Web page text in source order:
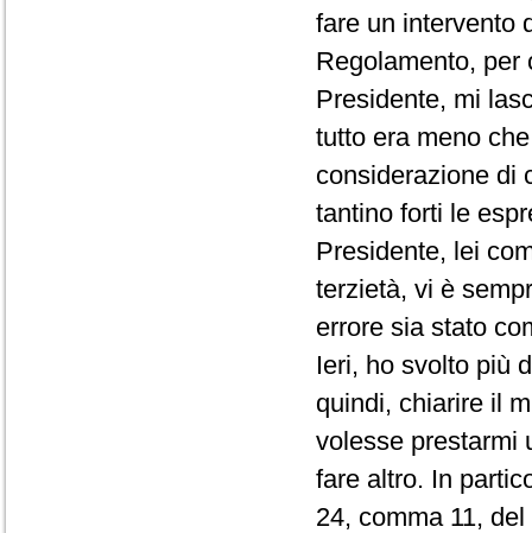
fare un intervento
Regolamento, per
Presidente, mi
tutto era meno
considerazione di
tantino forti le
Presidente, lei
terzietà, vi è
errore sia stato
Ieri, ho svolto più
quindi, chiarire il
volesse prestarmi
fare altro. In
24, comma 11,